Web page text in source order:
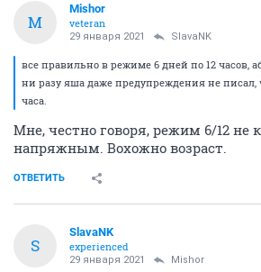
M
Mishor
veteran
29 января 2021 SlavaNK
все правильно в режиме 6 дней по 12 часов,
ни разу яша даже предупреждения не писал,
часа.
Мне, честно говоря, режим 6/12 не
напряжным. Вохожно возраст.
ОТВЕТИТЬ
S
SlavaNK
experienced
29 января 2021 Mishor